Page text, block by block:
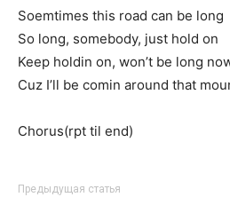
Soemtimes this road can be long
So long, somebody, just hold on
Keep holdin on, won’t be long
Cuz I’ll be comin around that
Chorus(rpt til end)
Предыдущая статья